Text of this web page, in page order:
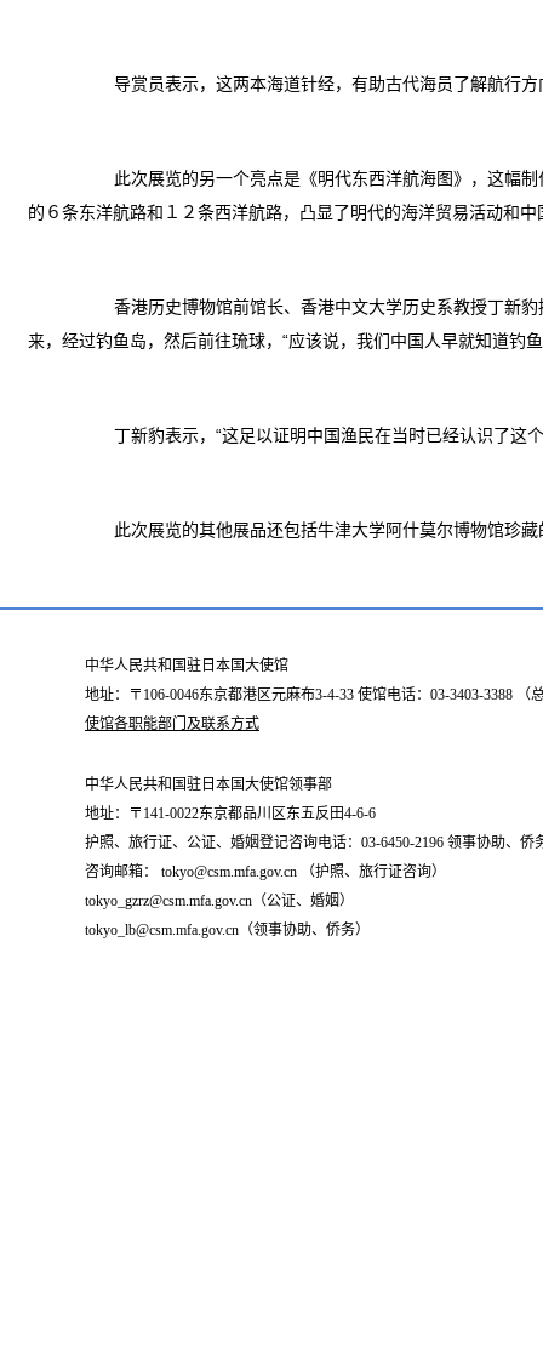
导赏员表示，这两本海道针经，有助古代海员了解航行方
此次展览的另一个亮点是《明代东西洋航海图》，这幅制
的６条东洋航路和１２条西洋航路，凸显了明代的海洋贸易活动和
香港历史博物馆前馆长、香港中文大学历史系教授丁新豹
来，经过钓鱼岛，然后前往琉球，“应该说，我们中国人早就知道钓
丁新豹表示，“这足以证明中国渔民在当时已经认识了这
此次展览的其他展品还包括牛津大学阿什莫尔博物馆珍藏
中华人民共和国驻日本国大使馆
地址：〒106-0046东京都港区元麻布3-4-33 使馆电话：03-3403-3388 （
使馆各职能部门及联系方式
中华人民共和国驻日本国大使馆领事部
地址：〒141-0022东京都品川区东五反田4-6-6
护照、旅行证、公证、婚姻登记咨询电话：03-6450-2196 领事协助、侨
咨询邮箱： tokyo@csm.mfa.gov.cn （护照、旅行证咨询）
tokyo_gzrz@csm.mfa.gov.cn（公证、婚姻）
tokyo_lb@csm.mfa.gov.cn（领事协助、侨务）